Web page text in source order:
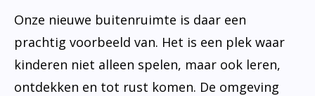
Onze nieuwe buitenruimte is daar een
prachtig voorbeeld van. Het is een plek waar
kinderen niet alleen spelen, maar ook leren,
ontdekken en tot rust komen. De omgeving